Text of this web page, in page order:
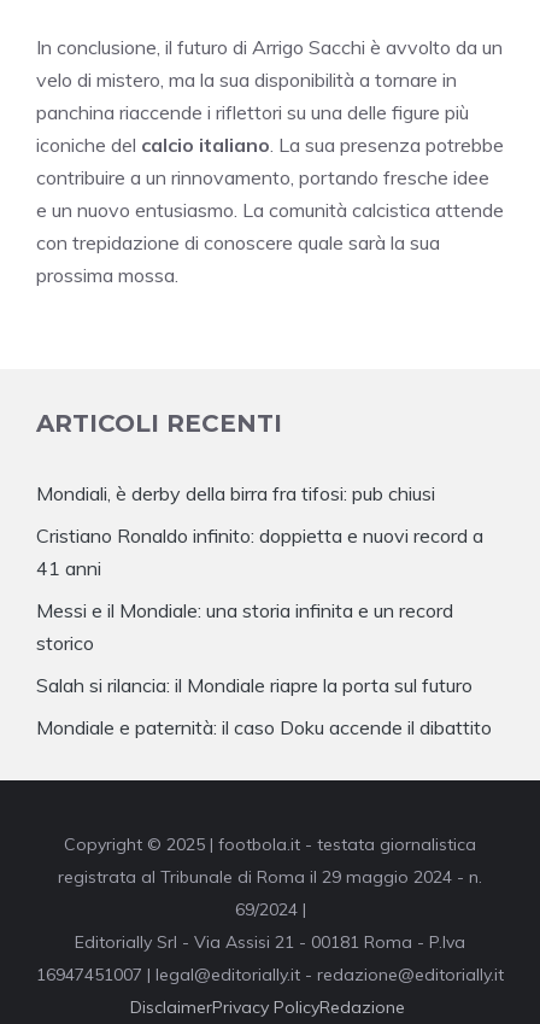
In conclusione, il futuro di Arrigo Sacchi è avvolto da un
velo di mistero, ma la sua disponibilità a tornare in
panchina riaccende i riflettori su una delle figure più
iconiche del calcio italiano. La sua presenza potrebbe
contribuire a un rinnovamento, portando fresche idee
e un nuovo entusiasmo. La comunità calcistica attende
con trepidazione di conoscere quale sarà la sua
prossima mossa.
ARTICOLI RECENTI
Mondiali, è derby della birra fra tifosi: pub chiusi
Cristiano Ronaldo infinito: doppietta e nuovi record a
41 anni
Messi e il Mondiale: una storia infinita e un record
storico
Salah si rilancia: il Mondiale riapre la porta sul futuro
Mondiale e paternità: il caso Doku accende il dibattito
Copyright © 2025 | footbola.it - testata giornalistica
registrata al Tribunale di Roma il 29 maggio 2024 - n.
69/2024 |
Editorially Srl - Via Assisi 21 - 00181 Roma - P.Iva
16947451007 | legal@editorially.it - redazione@editorially.it
DisclaimerPrivacy PolicyRedazione